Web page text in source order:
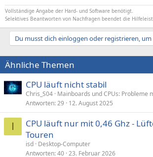
Vollständige Angabe der Hard- und Software benötigt.
Selektives Beantworten von Nachfragen beendet die
Du musst dich einloggen oder registrieren,
Ähnliche Themen
CPU läuft nicht stabil
Chris_S04 Mainboards und CPUs: Probleme
Antworten 29 12. August 2025
I
CPU läuft nur mit 0,46 Ghz -
Touren
isd Desktop-Computer
Antworten 40 23. Februar 2026